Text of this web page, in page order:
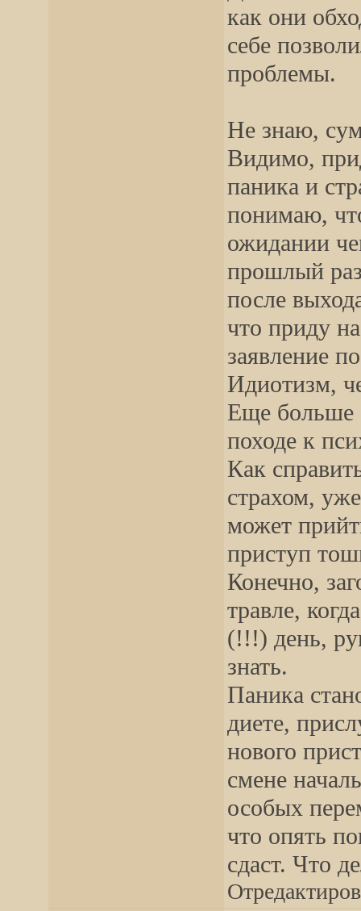
как они
себе
проблемы.
Не знаю,
Видимо,
паника и
понимаю,
ожидании
прошлый
после
что приду
заявление
Идиотизм,
Еще больше
походе к
Как
страхом,
может
приступ
Конечно,
травле,
(!!!) день,
знать.
Паника
диете,
нового
смене
особых
что опять
сдаст. Что